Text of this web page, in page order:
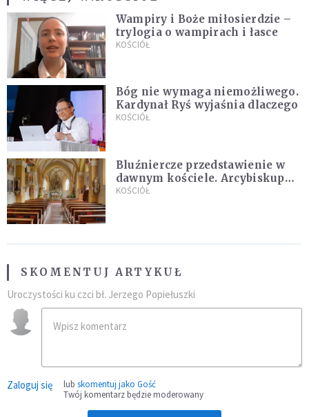
Wampiry i Boże miłosierdzie –
trylogia o wampirach i łasce
KOŚCIÓŁ
Bóg nie wymaga niemożliwego.
Kardynał Ryś wyjaśnia dlaczego
KOŚCIÓŁ
Bluźniercze przedstawienie w
dawnym kościele. Arcybiskup
stanowczo reaguje
KOŚCIÓŁ
SKOMENTUJ ARTYKUŁ
Uroczystości ku czci bł. Jerzego Popiełuszki
Zaloguj się lub skomentuj jako Gość
Twój komentarz będzie moderowany